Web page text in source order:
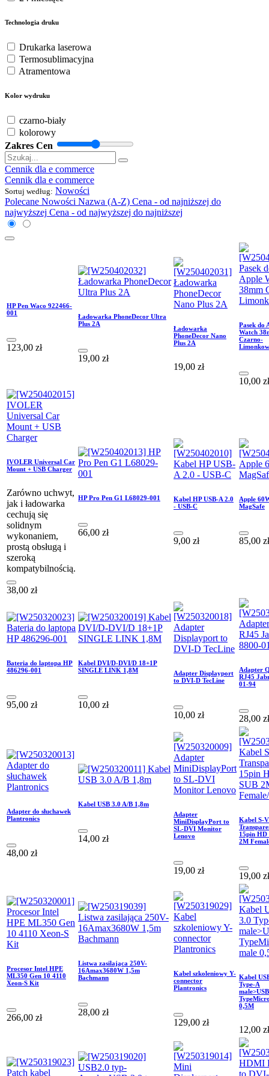
Technologia druku
Drukarka laserowa
Termosublimacyjna
Atramentowa
Kolor wydruku
czarno-biały
kolorowy
Zakres Cen
Cennik dla e commerce
Cennik dla e commerce
Sortuj według: Nowości
Polecane Nowości Nazwa (A-Z) Cena - od najniższej do
najwyższej Cena - od najwyższej do najniższej
HP Pen Waco 922466-
001
123,00 zł
Ładowarka PhoneDecor Ultra
Plus 2A
19,00 zł
Ładowarka
PhoneDecor Nano
Plus 2A
19,00 zł
Pasek do
Watch
Czarno-
10,00 zł
IVOLER Universal Car
Mount + USB Charger
Zarówno uchwyt,
jak i ładowarka
cechują się
solidnym
wykonaniem,
prostą obsługą i
szeroką
kompatybilnością.
38,00 zł
HP Pro Pen G1 L68029-001
66,00 zł
Kabel HP USB-A 2.0
- USB-C
9,00 zł
Apple
MagSafe
85,00 zł
Bateria do laptopa HP
486296-001
95,00 zł
Kabel DVI/D-DVI/D 18+1P
SINGLE LINK 1,8M
10,00 zł
Adapter Displayport
to DVI-D TecLine
10,00 zł
Adapter
RJ45
01-94
28,00 zł
Adapter do słuchawek
Plantronics
48,00 zł
Kabel USB 3.0 A/B 1,8m
14,00 zł
Adapter
MiniDisplayPort to
SL-DVI Monitor
Lenovo
19,00 zł
Kabel S-
15pin HD
2M
19,00 zł
Procesor Intel HPE
ML350 Gen 10 4110
Xeon-S Kit
266,00 zł
Listwa zasilająca 250V-
16Amax3680W 1,5m
Bachmann
28,00 zł
Kabel szkoleniowy Y-
connector
Plantronics
129,00 zł
Kabel
Type-A
0,5M
12,00 zł